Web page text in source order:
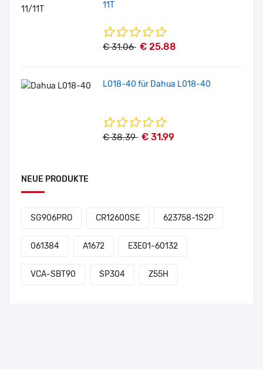
11T
€ 31.06 € 25.88
L018-40 für Dahua L018-40
€ 38.39 € 31.99
NEUE PRODUKTE
SG906PRO CR12600SE 623758-1S2P
061384 A1672 E3E01-60132
VCA-SBT90 SP304 Z55H